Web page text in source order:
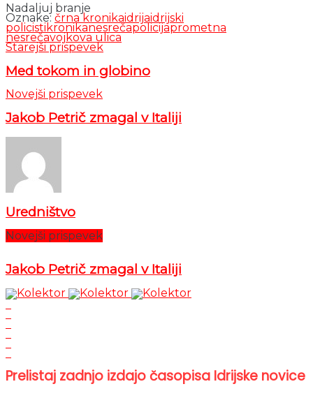
Nadaljuj branje
Oznake: črna kronikaidrijaidrijski
policisti kronikanesrečapolicijaprometna
nesrečavojkova ulica
Starejši prispevek
Med tokom in globino
Novejši prispevek
Jakob Petrič zmagal v Italiji
Uredništvo
Novejši prispevek
Jakob Petrič zmagal v Italiji
Prelistaj zadnjo izdajo časopisa Idrijske novice